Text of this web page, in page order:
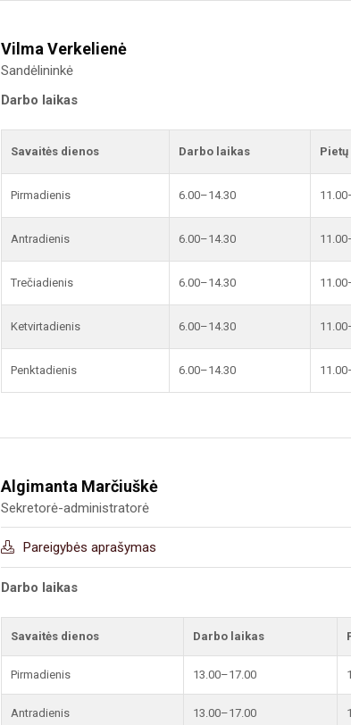
Vilma Verkelienė
Sandėlininkė
Darbo laikas
Savaitės dienos Darbo laikas
Pirmadienis 6.00–14.30
Antradienis 6.00–14.30
Trečiadienis 6.00–14.30
Ketvirtadienis 6.00–14.30
Penktadienis 6.00–14.30
Algimanta Marčiuškė
Sekretorė-administratorė
Pareigybės aprašymas
Darbo laikas
Savaitės dienos Darbo laikas
Pirmadienis 13.00–17.00
Antradienis 13.00–17.00